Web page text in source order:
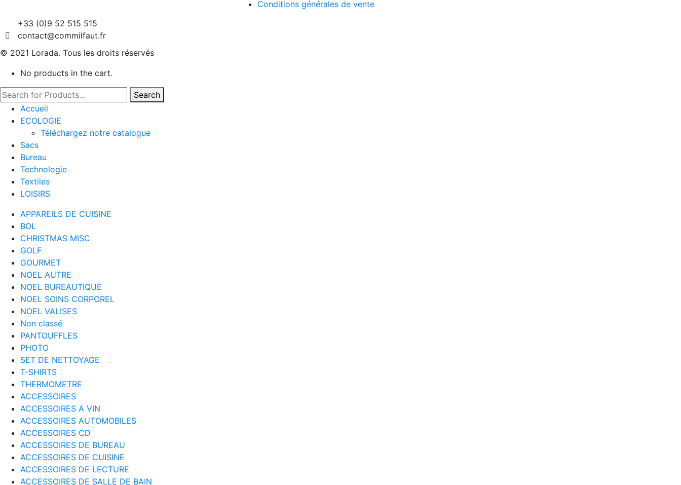
+33 (0)9 52 515 515
contact@commilfaut.fr
Conditions générales de vente
© 2021 Lorada. Tous les droits réservés
No products in the cart.
Search
Accueil
ECOLOGIE
Téléchargez notre catalogue
Sacs
Bureau
Technologie
Textiles
LOISIRS
APPAREILS DE CUISINE
BOL
CHRISTMAS MISC
GOLF
GOURMET
NOEL AUTRE
NOEL BUREAUTIQUE
NOEL SOINS CORPOREL
NOEL VALISES
Non classé
PANTOUFFLES
PHOTO
SET DE NETTOYAGE
T-SHIRTS
THERMOMETRE
ACCESSOIRES
ACCESSOIRES A VIN
ACCESSOIRES AUTOMOBILES
ACCESSOIRES CD
ACCESSOIRES DE BUREAU
ACCESSOIRES DE CUISINE
ACCESSOIRES DE LECTURE
ACCESSOIRES DE SALLE DE BAIN